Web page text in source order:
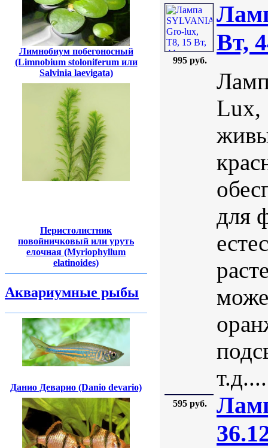
Лимнобиум побегоносный
(Limnobium stoloniferum или
Salvinia laevigata)
Перистолистник
повойничковый или уруть
елочная (Myriophyllum
elatinoides)
Аквариумные рыбы
Данио Деварио (Danio devario)
995 руб.
Вт,
Lux,
для
т.д....
595 руб.